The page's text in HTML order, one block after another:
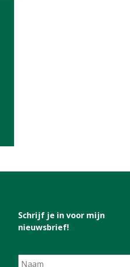
Schrijf je in voor mijn
nieuwsbrief!
Naam